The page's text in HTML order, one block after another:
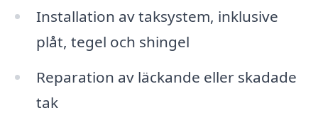
Installation av taksystem, inklusive
plåt, tegel och shingel
Reparation av läckande eller skadade
tak